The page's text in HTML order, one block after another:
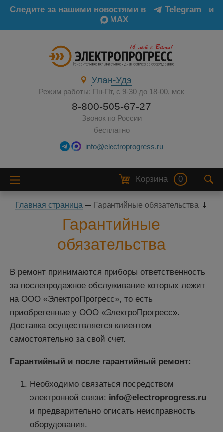
Следите за нашими новостями в Telegram
и
MAX
Улан-Удэ
Режим работы: Пн-Пт, с 9-30 до 18-00, мск
8-800-505-67-27
Звонок по России
бесплатно
info@electroprogress.ru
Корзина 0
Главная страница Гарантийные обязательства
Гарантийные
обязательства
В ремонт принимаются приборы ответственность
за послепродажное обслуживание которых лежит
на ООО «ЭлектроПрогресс», то есть
приобретенные у ООО «ЭлектроПрогресс».
Доставка осуществляется клиентом
самостоятельно за свой счет.
Гарантийный и после гарантийный ремонт:
Необходимо связаться посредством
электронной связи: info@electroprogress.ru
и предварительно описать неисправность
оборудования.